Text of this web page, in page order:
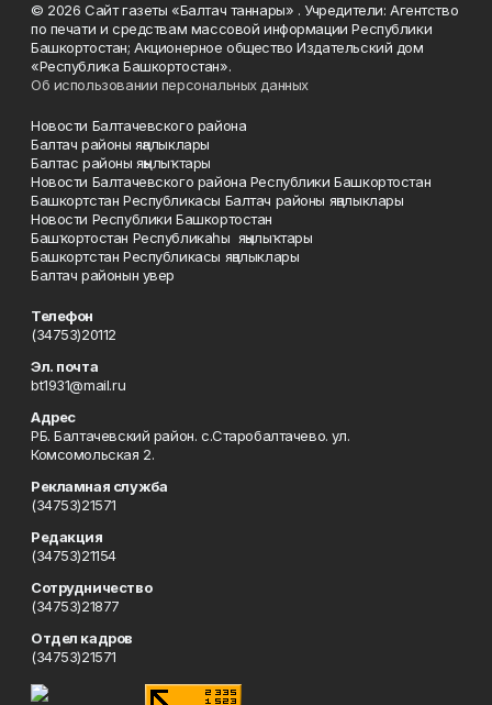
© 2026 Сайт газеты «Балтач таннары» . Учредители: Агентство
по печати и средствам массовой информации Республики
Башкортостан; Акционерное общество Издательский дом
«Республика Башкортостан».
Об использовании персональных данных
Новости Балтачевского района
Балтач районы яңалыклары
Балтас районы яңылыҡтары
Новости Балтачевского района Республики Башкортостан
Башкортстан Республикасы Балтач районы яңалыклары
Новости Республики Башкортостан
Башҡортостан Республикаһы яңылыҡтары
Башкортстан Республикасы яңалыклары
Балтач районын увер
Телефон
(34753)20112
Эл. почта
bt1931@mail.ru
Адрес
РБ. Балтачевский район. с.Старобалтачево. ул.
Комсомольская 2.
Рекламная служба
(34753)21571
Редакция
(34753)21154
Сотрудничество
(34753)21877
Отдел кадров
(34753)21571